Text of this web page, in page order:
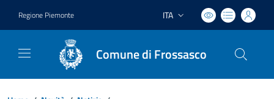
Regione Piemonte Lingua attiva:
ITA
Comune di Frossasco